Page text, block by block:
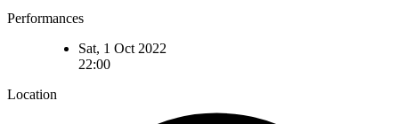
Performances
Sat, 1 Oct 2022
22:00
Location